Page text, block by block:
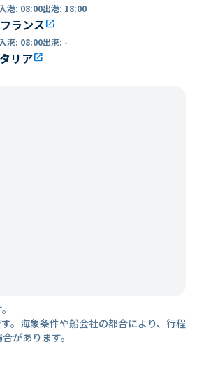
入港: 08:00出港: 18:00
ランスopen_in_new
入港: 08:00出港: -
リアopen_in_new
。海象条件や船会社の都合により、行程
があります。